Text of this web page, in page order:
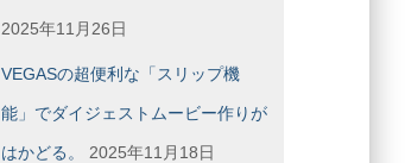
2025年11月26日
VEGASの超便利な「スリップ機
能」でダイジェストムービー作りが
はかどる。 2025年11月18日